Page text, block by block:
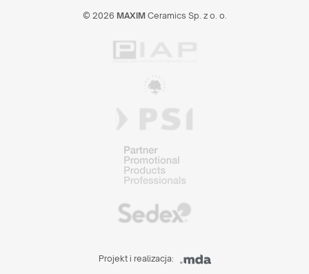
© 2026 MAXIMCeramics Sp. z o. o.
Projekt i realizacja: